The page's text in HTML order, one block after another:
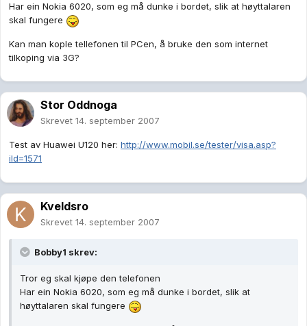
Har ein Nokia 6020, som eg må dunke i bordet, slik at høyttalaren
skal fungere
Kan man kople tellefonen til PCen, å bruke den som internet
tilkoping via 3G?
Stor Oddnoga
Skrevet 14. september 2007
Test av Huawei U120 her: http://www.mobil.se/tester/visa.asp?
iId=1571
Kveldsro
Skrevet 14. september 2007
Bobby1 skrev:
Tror eg skal kjøpe den telefonen
Har ein Nokia 6020, som eg må dunke i bordet, slik at
høyttalaren skal fungere